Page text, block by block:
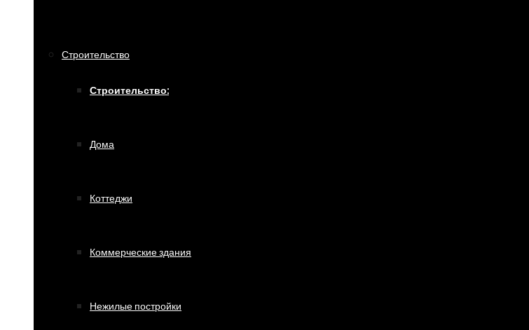
Строительство
Строительство:
Дома
Коттеджи
Коммерческие здания
Нежилые постройки